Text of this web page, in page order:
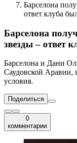
Барселона
ответ клуба
Барселона
звезды – ответ
Барселона и Дани
Саудовской Аравии,
условия.
Поделиться
0
комментарии